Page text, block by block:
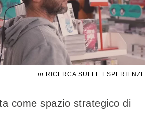
in RICERCA SULLE ESPERIENZE
come spazio strategico di